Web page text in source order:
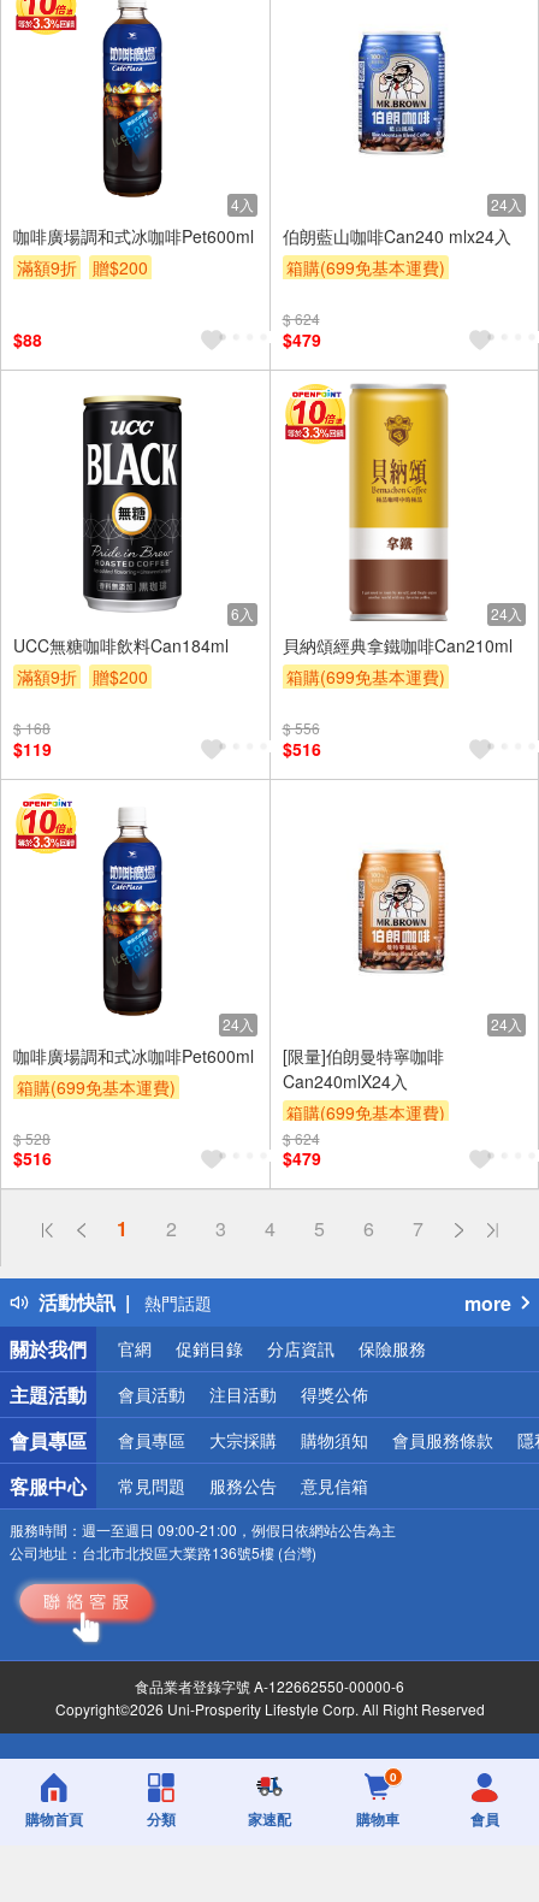
4入
咖啡廣場調和式冰咖啡Pet600ml
滿額9折
贈$200
$88
24入
伯朗藍山咖啡Can240 mlx24入
箱購(699免基本運費)
$ 624
$479
6入
UCC無糖咖啡飲料Can184ml
滿額9折
贈$200
$ 168
$119
24入
貝納頌經典拿鐵咖啡Can210ml
箱購(699免基本運費)
$ 556
$516
24入
咖啡廣場調和式冰咖啡Pet600ml
箱購(699免基本運費)
$ 528
$516
24入
[限量]伯朗曼特寧咖啡
Can240mlX24入
箱購(699免基本運費)
滿額9折
$ 624
$479
1 2 3 4 5 6 7
活動快訊
偏遠地區配送
得獎公告
熱門話題
銀行優惠
偏遠地區配送
詐騙網頁！請小心！
more
關於我們
官網 促銷目錄 分店資訊 保險服務
主題活動 會員活動 注目活動 得獎公佈
會員專區 會員專區 大宗採購 購物須知 會員服務條款 隱
客服中心 常見問題 服務公告 意見信箱
服務時間： 週一至週日 09:00-21:00，例假日依網站公告為主
公司地址： 台北市北投區大業路136號5樓 (台灣)
食品業者登錄字號 A-122662550-00000-6
Copyright©2026 Uni-Prosperity Lifestyle Corp. All Right Reserved
購物首頁 分類 家速配
0
購物車 會員